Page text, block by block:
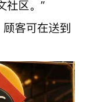
社区。”
客可在送到